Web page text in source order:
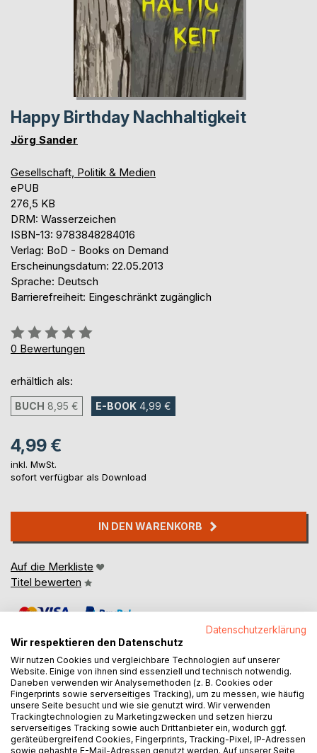
Happy Birthday Nachhaltigkeit
Jörg Sander
Gesellschaft, Politik & Medien
ePUB
276,5 KB
DRM: Wasserzeichen
ISBN-13: 9783848284016
Verlag: BoD - Books on Demand
Erscheinungsdatum: 22.05.2013
Sprache: Deutsch
Barrierefreiheit: Eingeschränkt zugänglich
Bewertung::
0%
0 Bewertungen
erhältlich als:
BUCH 8,95 € E-BOOK 4,99 €
4,99 €
inkl. MwSt.
sofort verfügbar als Download
IN DEN WARENKORB
Auf die Merkliste
Titel bewerten
BESCHREIBUNG
Die Forstwirtschaft hat das Jahr 2013 zum Jubiläumsjahr
der Nachhaltigkeit ausgerufen. Der Autor untersucht daher
Datenschutzerklärung
Wir respektieren den Datenschutz
Wir nutzen Cookies und vergleichbare Technologien auf unserer
Website. Einige von ihnen sind essenziell und technisch notwendig.
Daneben verwenden wir Analysemethoden (z. B. Cookies oder
Fingerprints sowie serverseitiges Tracking), um zu messen, wie häufig
unsere Seite besucht und wie sie genutzt wird. Wir verwenden
Trackingtechnologien zu Marketingzwecken und setzen hierzu
serverseitiges Tracking sowie auch Drittanbieter ein, wodurch ggf.
geräteübergreifend Cookies, Fingerprints, Tracking-Pixel, IP-Adressen
sowie gehashte E-Mail-Adressen genutzt werden. Auf unserer Seite